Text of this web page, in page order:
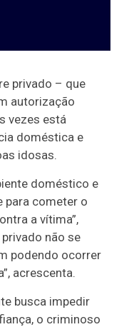
privado – que
autorização
vezes está
doméstica e
idosas.
doméstico e
para cometer o
a vítima”,
não se
podendo ocorrer
acrescenta.
busca impedir
o criminoso